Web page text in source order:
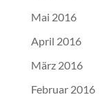
Mai 2016
April 2016
März 2016
Februar 2016